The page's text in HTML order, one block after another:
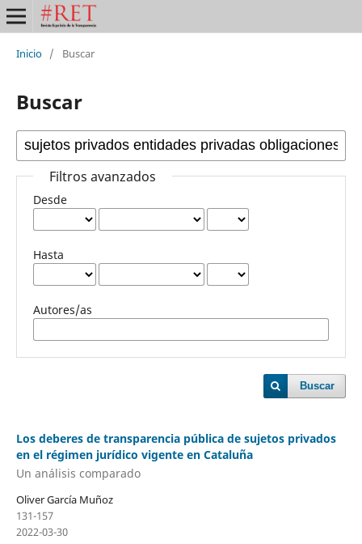
Inicio / Buscar
Buscar
Filtros avanzados
Desde
Hasta
Autores/as
Buscar
Los deberes de transparencia pública de sujetos privados
en el régimen jurídico vigente en Cataluña
Un análisis comparado
Oliver García Muñoz
131-157
2022-03-30